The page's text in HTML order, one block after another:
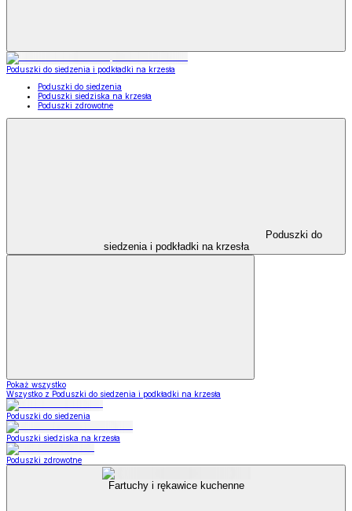
Poduszki do siedzenia i podkładki na krzesła
Poduszki do siedzenia
Poduszki siedziska na krzesła
Poduszki zdrowotne
Poduszki do
siedzenia i podkładki na krzesła
Pokaż wszystko
Wszystko z Poduszki do siedzenia i podkładki na krzesła
Poduszki do siedzenia
Poduszki siedziska na krzesła
Poduszki zdrowotne
Fartuchy i rękawice kuchenne